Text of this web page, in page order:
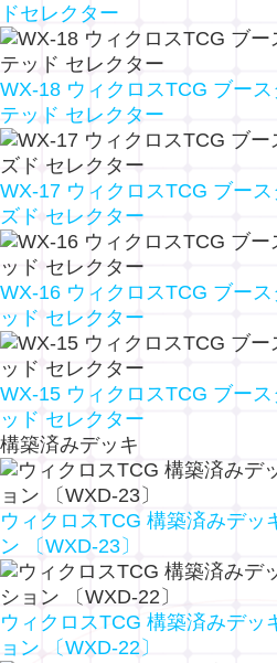
ドセレクター
WX-18 ウィクロスTCG ブー
テッド セレクター
WX-17 ウィクロスTCG ブー
ズド セレクター
WX-16 ウィクロスTCG ブー
ッド セレクター
WX-15 ウィクロスTCG ブー
ッド セレクター
構築済みデッキ
ウィクロスTCG 構築済みデッ
ン 〔WXD-23〕
ウィクロスTCG 構築済みデッ
ョン 〔WXD-22〕